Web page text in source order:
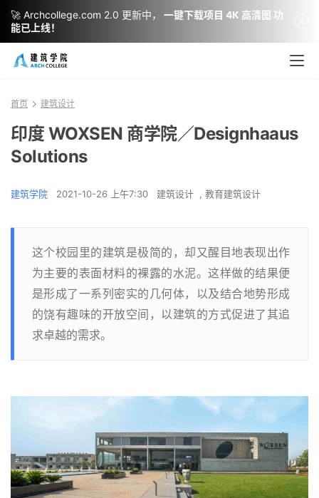
首页 建筑设计
印度 WOXSEN 商学院／Designhaaus
Solutions
建筑学院 2021-10-26 上午7:30 建筑设计 , 教育建筑设计
这个校园里的建筑是极简的，却又醒目地表现出作
为主要的表面材料的裸露的水泥。这样做的结果便
是形成了一系列密实的几何体，以及结合地势形成
的饶有趣味的开放空间，以建筑的方式促进了其追
求卓越的需求。
🚀 Archcollege.com 2.0 更新中，
一键下载项目 4K 高清图 功
能已上线！